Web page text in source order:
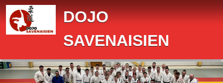
DOJO
SAVENAISIEN
Panneau de gestion des cookies